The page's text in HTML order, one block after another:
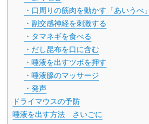
・口周りの筋肉を動かす「あいうべ
・副交感神経を刺激する
・タマネギを食べる
・だし昆布を口に含む
・唾液を出すツボを押す
・唾液腺のマッサージ
・発声
ドライマウスの予防
唾液を出す方法 さいごに